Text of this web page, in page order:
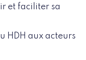
et faciliter sa
HDH aux acteurs